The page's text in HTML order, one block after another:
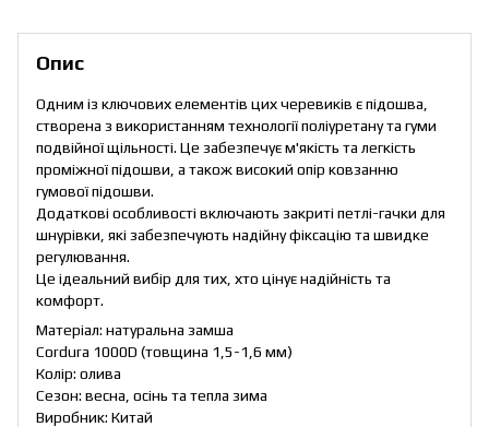
Опис
Одним із ключових елементів цих черевиків є підошва,
створена з використанням технології поліуретану та гуми
подвійної щільності. Це забезпечує м'якість та легкість
проміжної підошви, а також високий опір ковзанню
гумової підошви.
Додаткові особливості включають закриті петлі-гачки для
шнурівки, які забезпечують надійну фіксацію та швидке
регулювання.
Це ідеальний вибір для тих, хто цінує надійність та
комфорт.
Матеріал: натуральна замша
Cordura 1000D (товщина 1,5-1,6 мм)
Колір: олива
Сезон: весна, осінь та тепла зима
Виробник: Китай